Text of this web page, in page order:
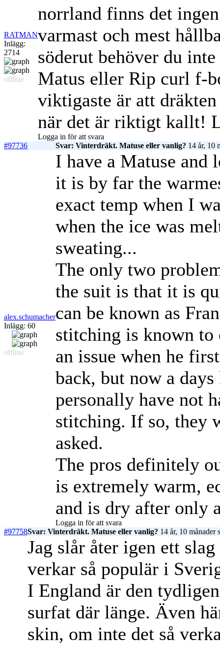
RATMAN
Inlägg:
2714
offline
norrland finns det
varmast och mest
söderut behöver du
Matus eller Rip curl f-
viktigaste är att
när det är riktigt kallt!
Logga in för att svara
#97736
Svar: Vinterdräkt. Matuse eller vanlig? 14 år, 10
alex.schumacher
Inlägg: 60
offline
I have a Matuse and
it is by far the
exact temp when I
when the ice was
sweating...
The only two
the suit is that it is
can be known as
stitching is known to
an issue when he
back, but now a
personally have not
stitching. If so, they
asked.
The pros definitely
is extremely warm,
and is dry after only
Logga in för att svara
#97758Svar: Vinterdräkt. Matuse eller vanlig? 14 år, 10 månader
Jag slår åter igen ett
verkar så populär i
I England är den
surfat där länge. Även
skin, om inte det så